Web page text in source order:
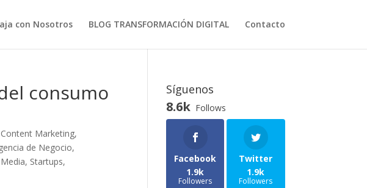
con Nosotros BLOG TRANSFORMACIÓN DIGITAL Contacto
consumo
Content Marketing,
de Negocio,
, Startups,
Síguenos
8.6k Follows
Facebook
1.9k
Followers
Twitter
1.9k
Followers